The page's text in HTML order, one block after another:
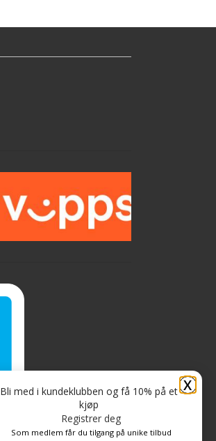
X
Bli med i kundeklubben og få 10% på et
kjøp
Registrer deg
Som medlem får du tilgang på unike tilbud